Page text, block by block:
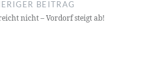
BEITRAG
nicht – Vordorf steigt ab!